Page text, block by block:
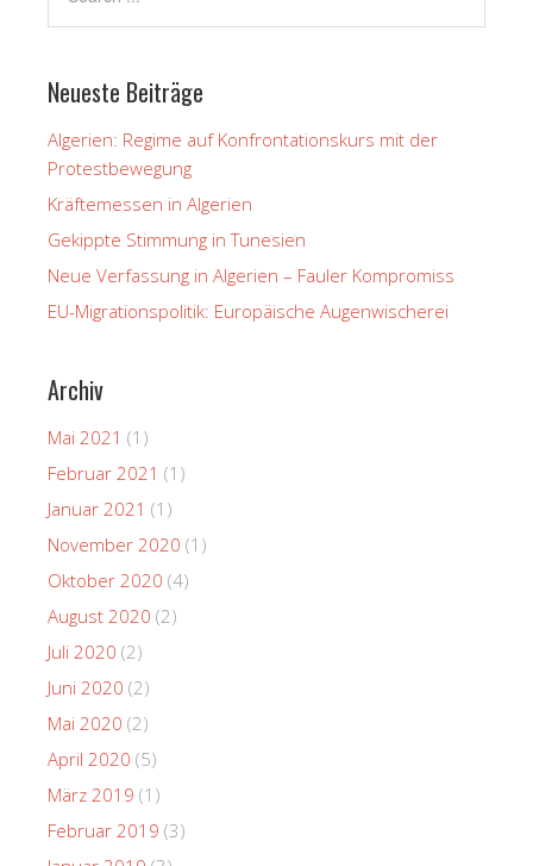
Neueste Beiträge
Algerien: Regime auf Konfrontationskurs mit der
Protestbewegung
Kräftemessen in Algerien
Gekippte Stimmung in Tunesien
Neue Verfassung in Algerien – Fauler Kompromiss
EU-Migrationspolitik: Europäische Augenwischerei
Archiv
Mai 2021 (1)
Februar 2021 (1)
Januar 2021 (1)
November 2020 (1)
Oktober 2020 (4)
August 2020 (2)
Juli 2020 (2)
Juni 2020 (2)
Mai 2020 (2)
April 2020 (5)
März 2019 (1)
Februar 2019 (3)